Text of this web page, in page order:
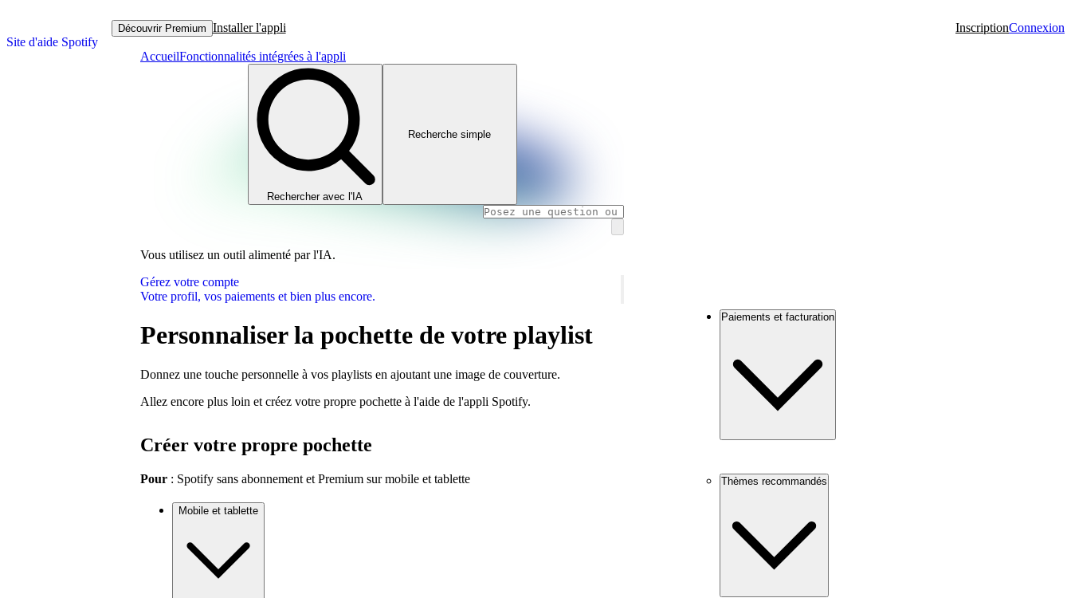
Site d'aide Spotify
Découvrir Premium Installer l'appli InscriptionConnexion
AccueilFonctionnalités intégrées à l'appli
Rechercher avec l'IA
Recherche simple
Vous utilisez un outil alimenté par l'IA.
Gérez votre compte
Votre profil, vos paiements et bien plus encore.
Personnaliser la pochette de votre playlist
Donnez une touche personnelle à vos playlists en ajoutant une image de couverture.
Allez encore plus loin et créez votre propre pochette à l'aide de l'appli Spotify.
Créer votre propre pochette
Pour : Spotify sans abonnement et Premium sur mobile et tablette
Mobile et tablette
Paiements et facturation
Thèmes recommandés